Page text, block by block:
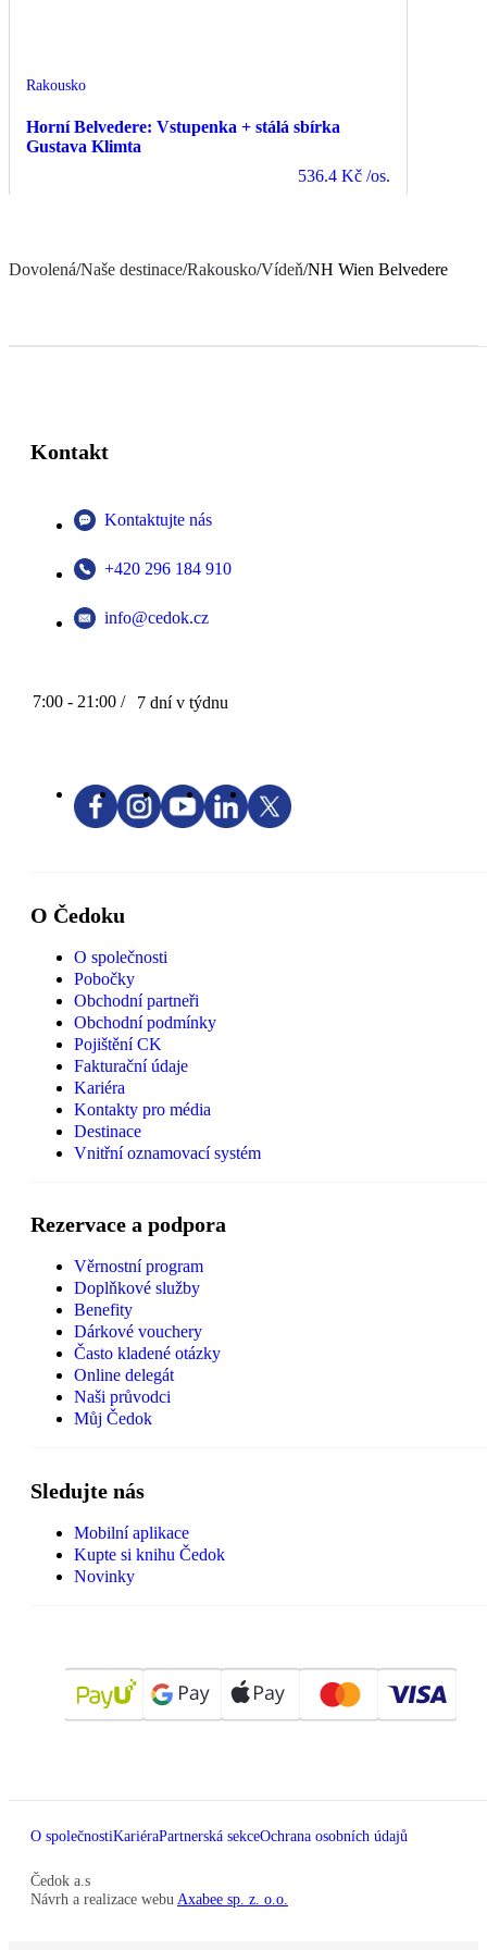
Rakousko
Horní Belvedere: Vstupenka + stálá sbírka
Gustava Klimta
536.4 Kč /os.
Dovolená/Naše destinace/Rakousko/Vídeň/NH Wien Belvedere
Kontakt
Kontaktujte nás
+420 296 184 910
info@cedok.cz
7:00 - 21:00 / 7 dní v týdnu
O Čedoku
O společnosti
Pobočky
Obchodní partneři
Obchodní podmínky
Pojištění CK
Fakturační údaje
Kariéra
Kontakty pro média
Destinace
Vnitřní oznamovací systém
Rezervace a podpora
Věrnostní program
Doplňkové služby
Benefity
Dárkové vouchery
Často kladené otázky
Online delegát
Naši průvodci
Můj Čedok
Sledujte nás
Mobilní aplikace
Kupte si knihu Čedok
Novinky
O společnostiKariéraPartnerská sekceOchrana osobních údajů
Čedok a.s
Návrh a realizace webu Axabee sp. z. o.o.